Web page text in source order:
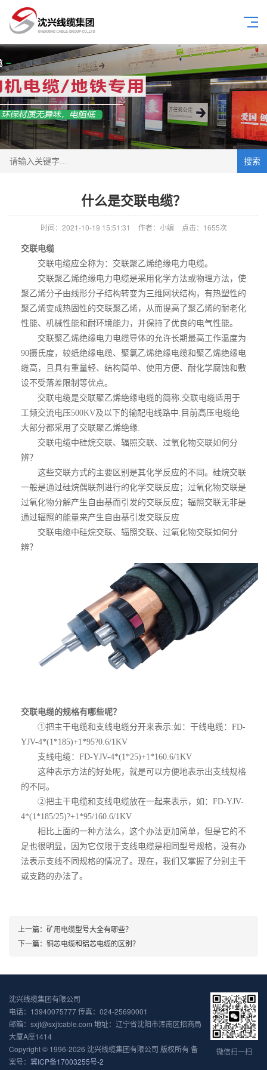
搜索
什么是交联电缆？
时间：2021-10-19 15:51:31 作者：小编 点击： 1655次
交联电缆
交联电缆应全称为：交联聚乙烯绝缘电力电缆。
交联聚乙烯绝缘电力电缆是采用化学方法或物理方法，使
聚乙烯分子由线形分子结构转变为三维网状结构，有热塑性的
聚乙烯变成热固性的交联聚乙烯，从而提高了聚乙烯的耐老化
性能、机械性能和耐环境能力，并保持了优良的电气性能。
交联聚乙烯绝缘电力电缆导体的允许长期最高工作温度为
90摄氏度，较纸绝缘电缆、聚氯乙烯绝缘电缆和聚乙烯绝缘电
缆高，且具有重量轻、结构简单、使用方便、耐化学腐蚀和敷
设不受落差限制等优点。
交联电缆是交联聚乙烯绝缘电缆的简称.交联电缆适用于
工频交流电压500KV及以下的输配电线路中.目前高压电缆绝
大部分都采用了交联聚乙烯绝缘.
交联电缆中硅烷交联、辐照交联、过氧化物交联如何分
辨？
这些交联方式的主要区别是其化学反应的不同。硅烷交联
一般是通过硅烷偶联剂进行的化学交联反应；过氧化物交联是
过氧化物分解产生自由基而引发的交联反应；辐照交联无非是
通过辐照的能量来产生自由基引发交联反应
交联电缆中硅烷交联、辐照交联、过氧化物交联如何分
辨？
交联电缆的规格有哪些呢？
①把主干电缆和支线电缆分开来表示:如：干线电缆：FD-
YJV-4*(1*185)+1*95?0.6/1KV
支线电缆：FD-YJV-4*(1*25)+1*160.6/1KV
这种表示方法的好处呢，就是可以方便地表示出支线规格
的不同。
②把主干电缆和支线电缆放在一起来表示，如：FD-YJV-
4*(1*185/25)?+1*95/160.6/1KV
相比上面的一种方法么，这个办法更加简单，但是它的不
足也很明显，因为它仅限于支线电缆是相同型号规格，没有办
法表示支线不同规格的情况了。现在，我们又掌握了分别主干
或支路的办法了。
上一篇： 矿用电缆型号大全有哪些？
下一篇： 铜芯电缆和铝芯电缆的区别？
微信扫一扫
沈兴线缆集团有限公司
电话：13940075777 传真：024-25690001
邮箱：sxjt@sxjtcable.com 地址：辽宁省沈阳市浑南区招商局
大厦A座1414
Copyright © 1996-2026 沈兴线缆集团有限公司 版权所有 备
案号： 冀ICP备17003255号-2